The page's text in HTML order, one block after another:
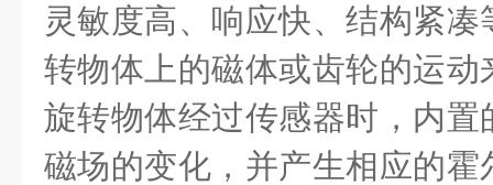
灵敏度高、响应快、结构紧
转物体上的磁体或齿轮的运
旋转物体经过传感器时，内
磁场的变化，并产生相应的